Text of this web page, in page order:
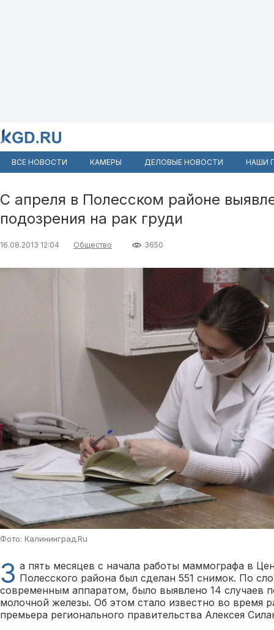
ВСЕ НОВОСТИ КАМЕРЫ ДЕЛОВЫЕ НОВОСТИ НАШИ
С апреля в Полесском районе
подозрения на рак груди
16.08.2013 12:04 Общество 3650
Фото: Калининград.Ru
З а пять месяцев с начала работы маммографа в
Полесского района был сделан 551 снимок. По
современным аппаратом, было выявлено 14 случаев
молочной железы. Об этом стало известно во время
премьера регионального правительства Алексея